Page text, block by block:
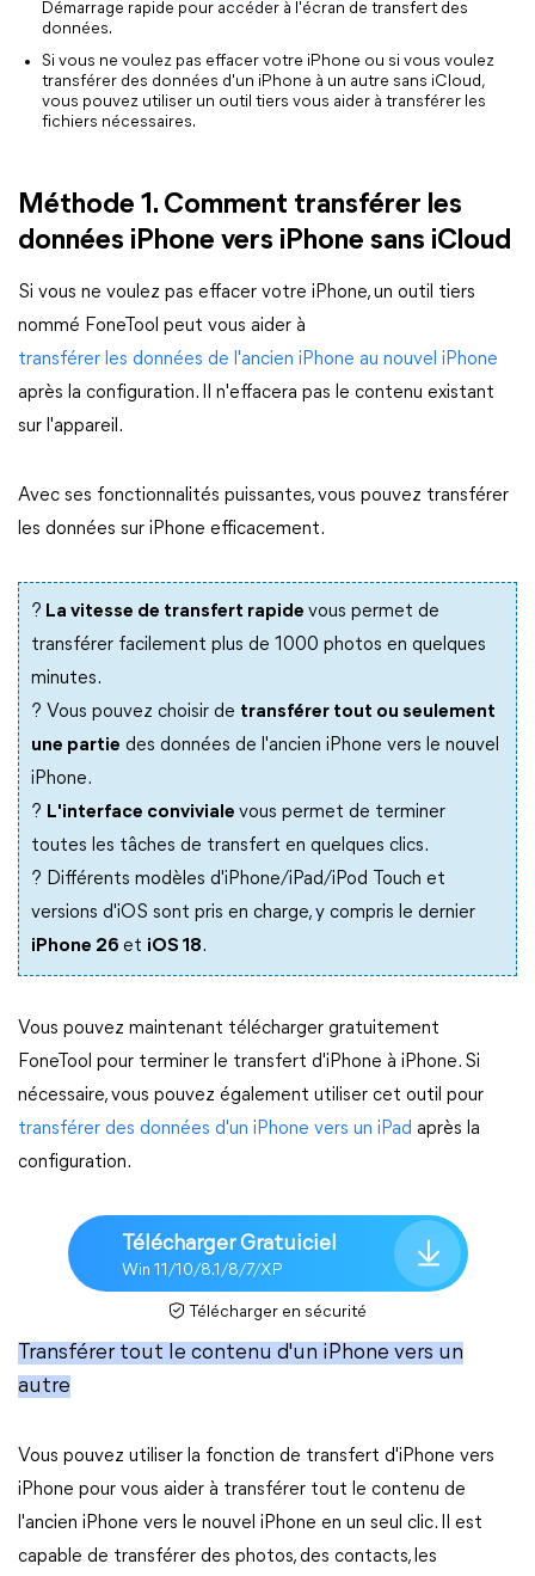
Démarrage rapide pour accéder à l'écran de transfert des
données.
Si vous ne voulez pas effacer votre iPhone ou si vous voulez
transférer des données d'un iPhone à un autre sans iCloud,
vous pouvez utiliser un outil tiers vous aider à transférer les
fichiers nécessaires.
Méthode 1. Comment transférer les
données iPhone vers iPhone sans iCloud
Si vous ne voulez pas effacer votre iPhone, un outil tiers
nommé FoneTool peut vous aider à
transférer les données de l'ancien iPhone au nouvel iPhone
après la configuration. Il n'effacera pas le contenu existant
sur l'appareil.
Avec ses fonctionnalités puissantes, vous pouvez transférer
les données sur iPhone efficacement.
? La vitesse de transfert rapide vous permet de
transférer facilement plus de 1000 photos en quelques
minutes.
? Vous pouvez choisir de transférer tout ou seulement
une partie des données de l'ancien iPhone vers le nouvel
iPhone.
? L'interface conviviale vous permet de terminer
toutes les tâches de transfert en quelques clics.
? Différents modèles d'iPhone/iPad/iPod Touch et
versions d'iOS sont pris en charge, y compris le dernier
iPhone 26 et iOS 18.
Vous pouvez maintenant télécharger gratuitement
FoneTool pour terminer le transfert d'iPhone à iPhone. Si
nécessaire, vous pouvez également utiliser cet outil pour
transférer des données d'un iPhone vers un iPad après la
configuration.
Télécharger Gratuiciel
Win 11/10/8.1/8/7/XP
Télécharger en sécurité
Transférer tout le contenu d'un iPhone vers un
autre
Vous pouvez utiliser la fonction de transfert d'iPhone vers
iPhone pour vous aider à transférer tout le contenu de
l'ancien iPhone vers le nouvel iPhone en un seul clic. Il est
capable de transférer des photos, des contacts, les